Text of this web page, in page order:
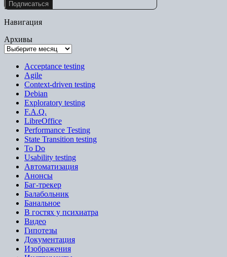
Навигация
Архивы
Acceptance testing
Agile
Context-driven testing
Debian
Exploratory testing
F.A.Q.
LibreOffice
Performance Testing
State Transition testing
To Do
Usability testing
Автоматизация
Анонсы
Баг-трекер
Балабольник
Банальное
В гостях у психиатра
Видео
Гипотезы
Документация
Изображения